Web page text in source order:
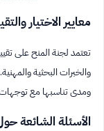
معايير الاختيار
تعتمد لجنة المنح على
والخبرات البحثية
ومدى تناسبها مع
الأسئلة الشائعة